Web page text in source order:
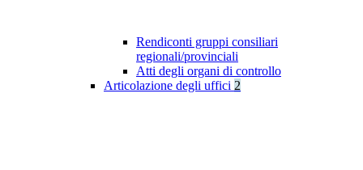
Rendiconti gruppi consiliari
regionali/provinciali
Atti degli organi di controllo
Articolazione degli uffici 2